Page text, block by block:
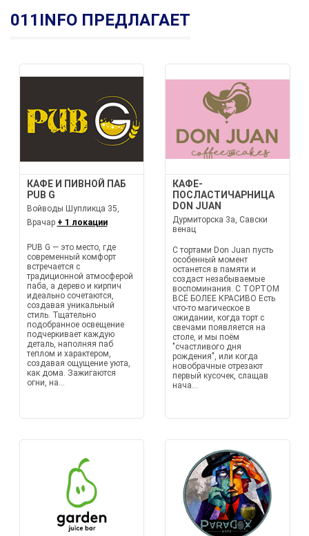
011INFO ПРЕДЛАГАЕТ
КАФЕ И ПИВНОЙ ПАБ
PUB G
Войводы Шупликца 35,
Врачар + 1 локации
PUB G — это место, где
современный комфорт
встречается с
традиционной атмосферой
паба, а дерево и кирпич
идеально сочетаются,
создавая уникальный
стиль. Тщательно
подобранное освещение
подчеркивает каждую
деталь, наполняя паб
теплом и характером,
создавая ощущение уюта,
как дома. Зажигаются
огни, на...
КАФЕ-
ПОСЛАСТИЧАРНИЦА
DON JUAN
Дурмиторска 3а, Савски
венац
С тортами Don Juan пусть
особенный момент
останется в памяти и
создаст незабываемые
воспоминания. С ТОРТОМ
ВСЁ БОЛЕЕ КРАСИВО Есть
что-то магическое в
ожидании, когда торт с
свечами появляется на
столе, и мы поём
"счастливого дня
рождения", или когда
новобрачные отрезают
первый кусочек, слащав
нача...